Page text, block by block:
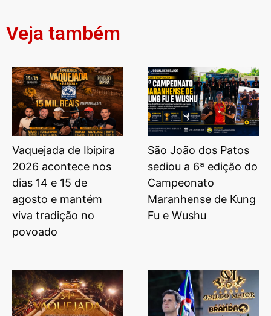
Veja também
Vaquejada de Ibipira
2026 acontece nos
dias 14 e 15 de
agosto e mantém
viva tradição no
povoado
São João dos Patos
sediou a 6ª edição do
Campeonato
Maranhense de Kung
Fu e Wushu